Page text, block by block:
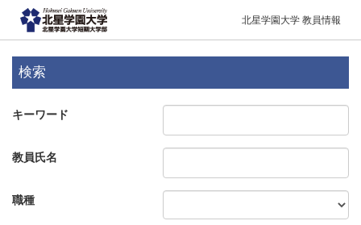
北星学園大学 教員情報
検索
キーワード
教員氏名
職種